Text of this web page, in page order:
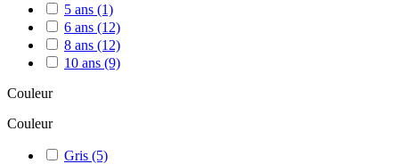
5 ans (1)
6 ans (12)
8 ans (12)
10 ans (9)
Couleur
Couleur
Gris (5)